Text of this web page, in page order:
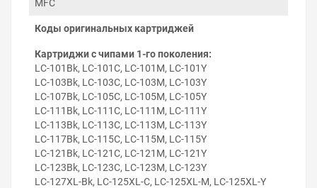
Для обнуления чипа картриджа Brother MFC-J4725N
сделайте следующее:
Извлеките картридж из принтера.
Проверьте уровень чернил в картридже и
дозаправьте при необходимости.
Плотно состыкуйте контакты программатора с
контактами чипа картриджа. Об установлении
контакта просигнализирует красный диод.
Удерживайте контакт программатора и чипа до
смены индикации с красной на зелёную. В
среднем это занимает 5 секунд.
MFC
Коды оригинальных картриджей
Картриджи с чипами 1-го поколения:
LC-101Bk, LC-101C, LC-101M, LC-101Y
LC-103Bk, LC-103C, LC-103M, LC-103Y
LC-107Bk, LC-105C, LC-105M, LC-105Y
LC-111Bk, LC-111C, LC-111M, LC-111Y
LC-113Bk, LC-113C, LC-113M, LC-113Y
LC-117Bk, LC-115C, LC-115M, LC-115Y
LC-121Bk, LC-121C, LC-121M, LC-121Y
LC-123Bk, LC-123C, LC-123M, LC-123Y
LC-127XL-Bk, LC-125XL-C, LC-125XL-M, LC-125XL-Y